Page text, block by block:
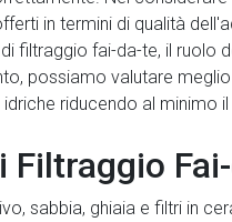
in termini di qualità
filtraggio fai-da-te, il ruolo
possiamo valutare
riducendo al minimo
sabbia, ghiaia e filtri in